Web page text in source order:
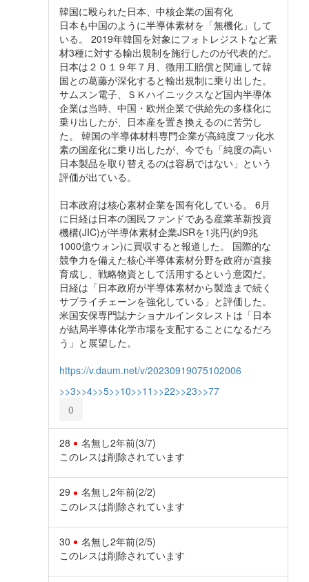
韓国に殴られた日本、中核企業の国有化
日本も中国のように半導体素材を「無機化」して
いる。 2019年韓国を対象にフォトレジストなど素
材3種に対する輸出規制を施行したのが代表的だ。
日本は２０１９年７月、徴用工賠償と関連して韓
国との葛藤が深化すると輸出規制に乗り出した。
サムスン電子、ＳＫハイニックスなど国内半導体
企業は当時、中国・欧州企業で供給先の多様化に
乗り出したが、日本産を置き換えるのに苦労し
た。 韓国の半導体材料専門企業が高純度フッ化水
素の国産化に乗り出したが、今でも「純度の高い
日本製品を取り替えるのは容易ではない」という
評価が出ている。
日本政府は核心素材企業を国有化している。 6月
に日経は日本の国民ファンドである産業革新投資
機構(JIC)が半導体素材企業JSRを1兆円(約9兆
1000億ウォン)に買収すると報道した。 国際的な
競争力を備えた核心半導体素材分野を政府が直接
育成し、戦略物資として活用するという意図だ。
日経は「日本政府が半導体素材から製造まで続く
サプライチェーンを強化している」と評価した。
米国安保専門誌ナショナルインタレストは「日本
が結局半導体化学市場を支配することになるだろ
う」と展望した。
https://v.daum.net/v/20230919075102006
>>3>>4>>5>>10>>11 >>22>>23>>77
0
28 名無し2年前(3/7)
このレスは削除されています
29 名無し2年前(2/2)
このレスは削除されています
30 名無し2年前(2/5)
このレスは削除されています